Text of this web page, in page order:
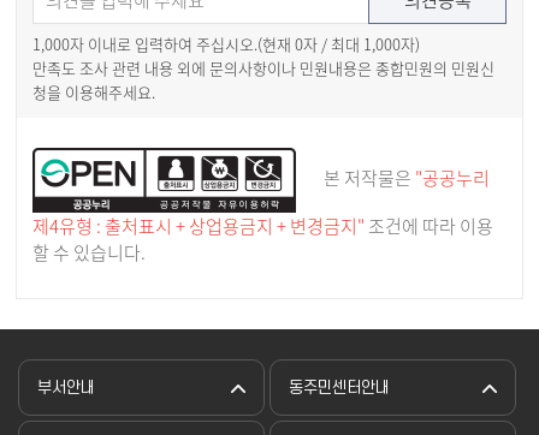
1,000자 이내로 입력하여 주십시오.(현재 0자 / 최대 1,000자)
만족도 조사 관련 내용 외에 문의사항이나 민원내용은 종합민원의 민원신
청을 이용해주세요.
본 저작물은 "공공누리
제4유형 : 출처표시 + 상업용금지 + 변경금지" 조건에 따라 이용
할 수 있습니다.
부서안내 동주민센터안내